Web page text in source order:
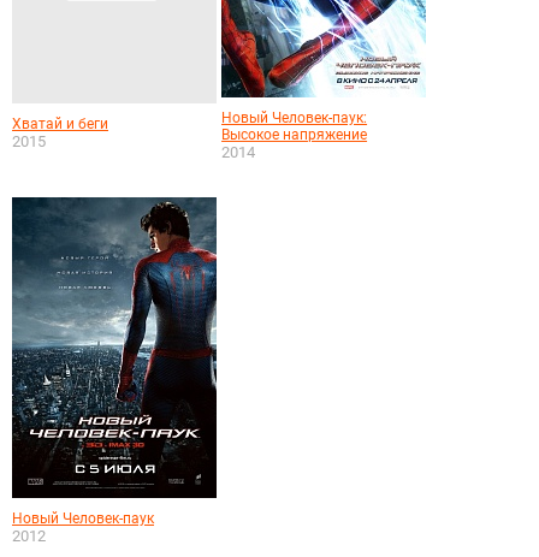
Хватай и беги
2015
Новый Человек-паук:
Высокое напряжение
2014
Новый Человек-паук
2012